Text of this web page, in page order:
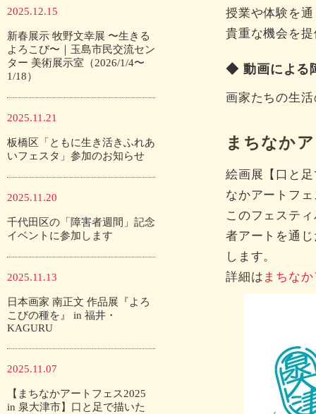
2025.12.15
新春展示 牧野文幸展 〜生きる
よろこび〜｜玉島市民交流セン
ター 美術展示室（2026/1/4〜
1/18）
2025.11.21
板橋区「ともに生き活きふれあ
いフェスタ」参加のお知らせ
2025.11.20
千代田区の「障害者週間」記念
イベントに参加します
2025.11.13
日本画家 南正文 作品展『よろ
こびの種を』 in 福井・
KAGURU
2025.11.07
【まちなかアートフェス2025
in 泉大津市】口と足で描いた
授業や体験を
貴重な機会を
◆ 動画による
画家たちの生
まちなか
絵画展【口と
なかアートフ
このフェステ
者アートを通
します。
詳細は まちな